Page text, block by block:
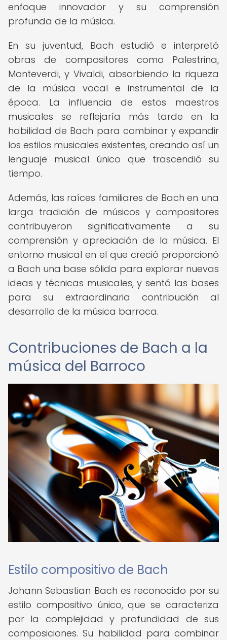
enfoque innovador y su comprensión
profunda de la música.
En su juventud, Bach estudió e interpretó
obras de compositores como Palestrina,
Monteverdi, y Vivaldi, absorbiendo la riqueza
de la música vocal e instrumental de la
época. La influencia de estos maestros
musicales se reflejaría más tarde en la
habilidad de Bach para combinar y expandir
los estilos musicales existentes, creando así un
lenguaje musical único que trascendió su
tiempo.
Además, las raíces familiares de Bach en una
larga tradición de músicos y compositores
contribuyeron significativamente a su
comprensión y apreciación de la música. El
entorno musical en el que creció proporcionó
a Bach una base sólida para explorar nuevas
ideas y técnicas musicales, y sentó las bases
para su extraordinaria contribución al
desarrollo de la música barroca.
Contribuciones de Bach a la
música del Barroco
Estilo compositivo de Bach
Johann Sebastian Bach es reconocido por su
estilo compositivo único, que se caracteriza
por la complejidad y profundidad de sus
composiciones. Su habilidad para combinar